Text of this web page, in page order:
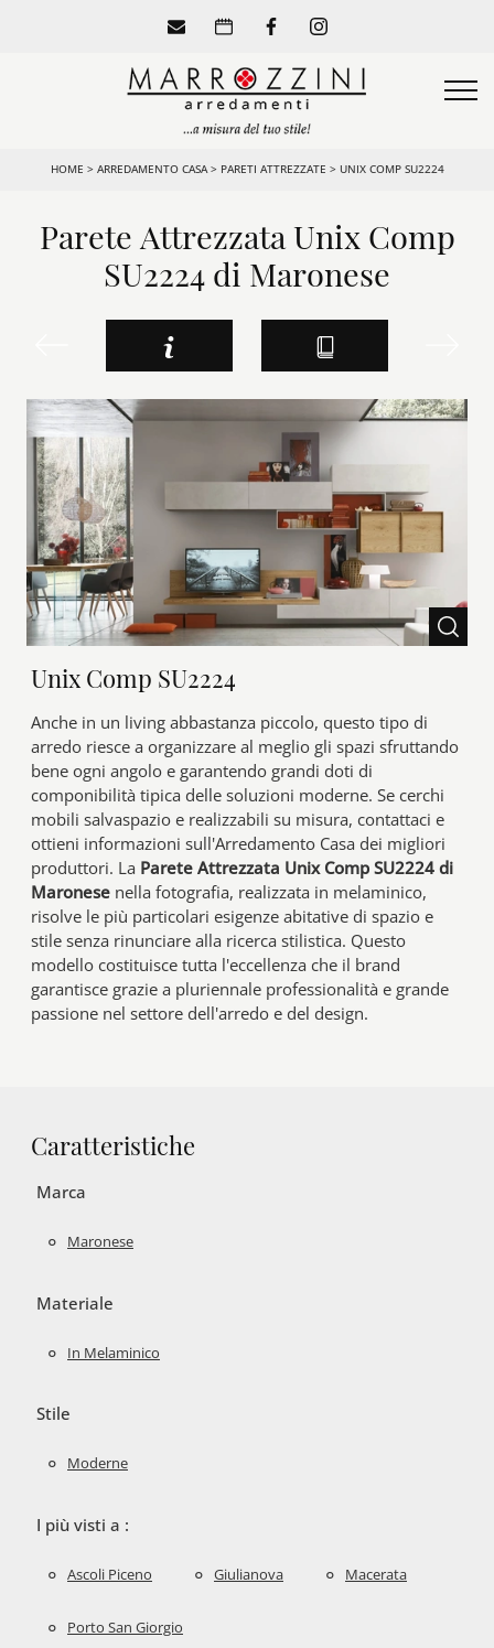
HOME > ARREDAMENTO CASA> PARETI ATTREZZATE > UNIX COMP SU2224
Parete Attrezzata Unix Comp
SU2224 di Maronese
Unix Comp SU2224
Anche in un living abbastanza piccolo, questo tipo di
arredo riesce a organizzare al meglio gli spazi sfruttando
bene ogni angolo e garantendo grandi doti di
componibilità tipica delle soluzioni moderne. Se cerchi
mobili salvaspazio e realizzabili su misura, contattaci e
ottieni informazioni sull'Arredamento Casa dei migliori
produttori. La Parete Attrezzata Unix Comp SU2224 di
Maronese nella fotografia, realizzata in melaminico,
risolve le più particolari esigenze abitative di spazio e
stile senza rinunciare alla ricerca stilistica. Questo
modello costituisce tutta l'eccellenza che il brand
garantisce grazie a pluriennale professionalità e grande
passione nel settore dell'arredo e del design.
Caratteristiche
Marca
Maronese
Materiale
In Melaminico
Stile
Moderne
I più visti a :
Ascoli Piceno Giulianova Macerata
Porto San Giorgio